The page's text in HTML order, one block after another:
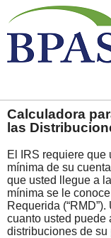
Calculadora
las
El IRS requiere que
mínima de su
que usted llegue a
mínima se le
Requerida
cuanto usted puede
distribuciones de